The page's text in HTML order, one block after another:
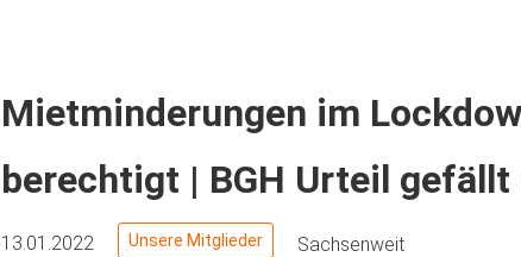
Mietminderungen im
berechtigt | BGH Urteil gefällt
13.01.2022 Unsere Mitglieder Sachsenweit